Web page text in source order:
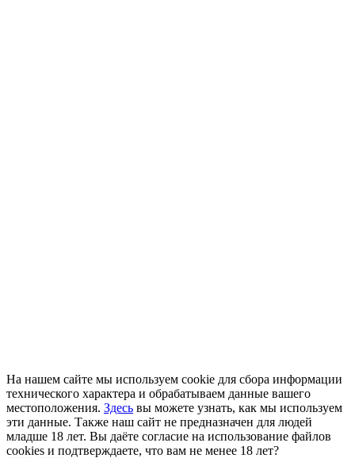
На нашем сайте мы используем cookie для сбора информации
технического характера и обрабатываем данные вашего
местоположения. Здесь вы можете узнать, как мы используем
эти данные. Также наш сайт не предназначен для людей
младше 18 лет. Вы даёте согласие на использование файлов
cookies и подтверждаете, что вам не менее 18 лет?